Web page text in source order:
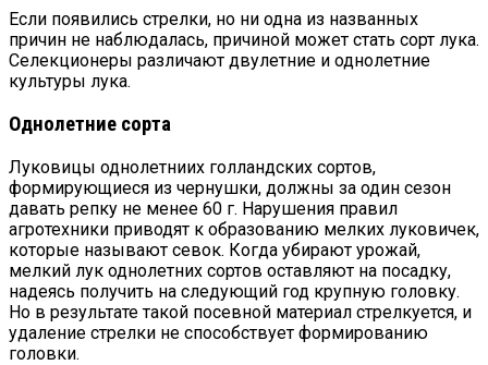
Если появились стрелки, но ни одна из названных
причин не наблюдалась, причиной может стать сорт лука.
Селекционеры различают двулетние и однолетние
культуры лука.
Однолетние сорта
Луковицы однолетниих голландских сортов,
формирующиеся из чернушки, должны за один сезон
давать репку не менее 60 г. Нарушения правил
агротехники приводят к образованию мелких луковичек,
которые называют севок. Когда убирают урожай,
мелкий лук однолетних сортов оставляют на посадку,
надеясь получить на следующий год крупную головку.
Но в результате такой посевной материал стрелкуется, и
удаление стрелки не способствует формированию
головки.